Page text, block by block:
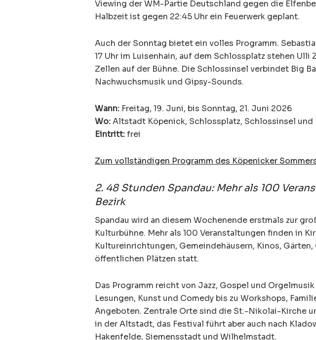
Viewing der WM-Partie Deutschland gegen die
Halbzeit ist gegen 22:45 Uhr ein Feuerwerk geplant.
Auch der Sonntag bietet ein volles Programm.
17 Uhr im Luisenhain, auf dem Schlossplatz stehen Ulli
Zellen auf der Bühne. Die Schlossinsel verbindet Big
Nachwuchsmusik und Gipsy-Sounds.
Wann: Freitag, 19. Juni, bis Sonntag, 21. Juni 2026
Wo:Altstadt Köpenick, Schlossplatz, Schlossinsel und
Eintritt:frei
Zum vollständigen Programm des Köpenicker
2. 48 Stunden Spandau: Mehr als 100
Bezirk
Spandau wird an diesem Wochenende erstmals zur
Kulturbühne. Mehr als 100 Veranstaltungen finden in
Kultureinrichtungen, Gemeindehäusern, Kinos, Gärten,
öffentlichen Plätzen statt.
Das Programm reicht von Jazz, Gospel und
Lesungen, Kunst und Comedy bis zu Workshops,
Angeboten. Zentrale Orte sind die St.-Nikolai-Kirche
in der Altstadt, das Festival führt aber auch nach
Hakenfelde, Siemensstadt und Wilhelmstadt.